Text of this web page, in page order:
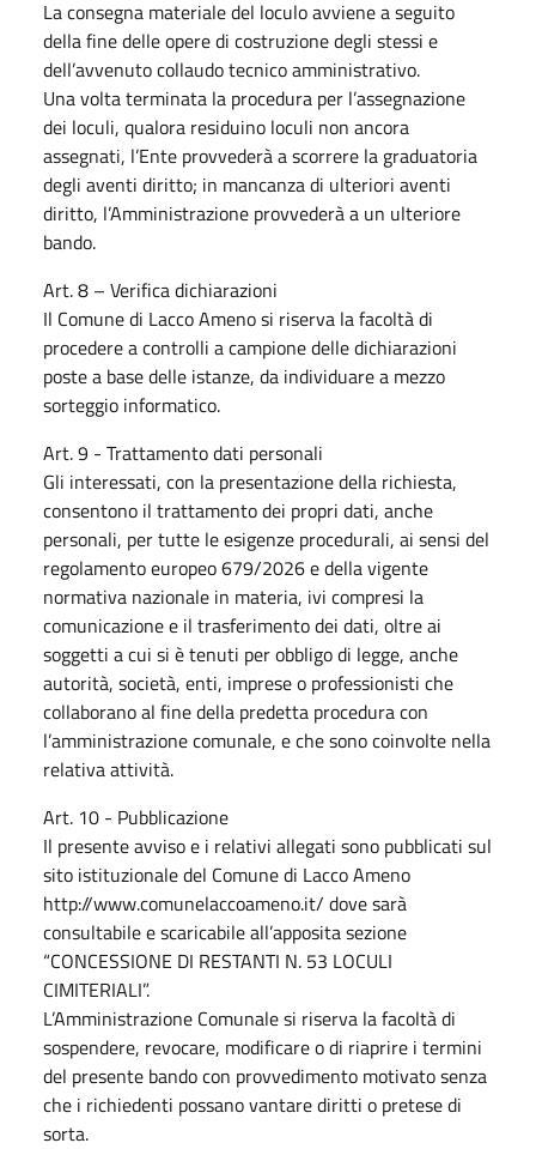
La consegna materiale del loculo avviene a seguito
della fine delle opere di costruzione degli stessi e
dell’avvenuto collaudo tecnico amministrativo.
Una volta terminata la procedura per l’assegnazione
dei loculi, qualora residuino loculi non ancora
assegnati, l’Ente provvederà a scorrere la graduatoria
degli aventi diritto; in mancanza di ulteriori aventi
diritto, l’Amministrazione provvederà a un ulteriore
bando.
Art. 8 – Verifica dichiarazioni
Il Comune di Lacco Ameno si riserva la facoltà di
procedere a controlli a campione delle dichiarazioni
poste a base delle istanze, da individuare a mezzo
sorteggio informatico.
Art. 9 - Trattamento dati personali
Gli interessati, con la presentazione della richiesta,
consentono il trattamento dei propri dati, anche
personali, per tutte le esigenze procedurali, ai sensi del
regolamento europeo 679/2026 e della vigente
normativa nazionale in materia, ivi compresi la
comunicazione e il trasferimento dei dati, oltre ai
soggetti a cui si è tenuti per obbligo di legge, anche
autorità, società, enti, imprese o professionisti che
collaborano al fine della predetta procedura con
l’amministrazione comunale, e che sono coinvolte nella
relativa attività.
Art. 10 - Pubblicazione
Il presente avviso e i relativi allegati sono pubblicati sul
sito istituzionale del Comune di Lacco Ameno
http://www.comunelaccoameno.it/ dove sarà
consultabile e scaricabile all’apposita sezione
“CONCESSIONE DI RESTANTI N. 53 LOCULI
CIMITERIALI”.
L’Amministrazione Comunale si riserva la facoltà di
sospendere, revocare, modificare o di riaprire i termini
del presente bando con provvedimento motivato senza
che i richiedenti possano vantare diritti o pretese di
sorta.